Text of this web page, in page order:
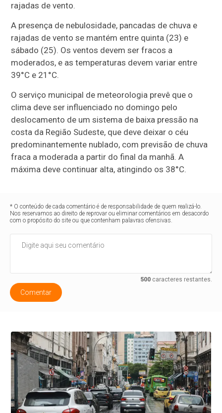
rajadas de vento.
A presença de nebulosidade, pancadas de chuva e
rajadas de vento se mantém entre quinta (23) e
sábado (25). Os ventos devem ser fracos a
moderados, e as temperaturas devem variar entre
39°C e 21°C.
O serviço municipal de meteorologia prevê que o
clima deve ser influenciado no domingo pelo
deslocamento de um sistema de baixa pressão na
costa da Região Sudeste, que deve deixar o céu
predominantemente nublado, com previsão de chuva
fraca a moderada a partir do final da manhã. A
máxima deve continuar alta, atingindo os 38°C.
* O conteúdo de cada comentário é de responsabilidade de quem realizá-lo.
Nos reservamos ao direito de reprovar ou eliminar comentários em desacordo
com o propósito do site ou que contenham palavras ofensivas.
500caracteres restantes.
Comentar